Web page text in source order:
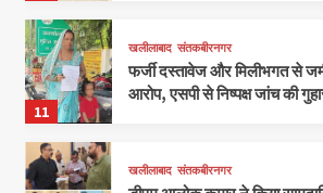
11
खलीलाबाद संतकबीरनगर
फर्जी दस्तावेज और मिलीभगत से
आरोप, एसपी से निष्पक्ष जांच की
खलीलाबाद संतकबीरनगर